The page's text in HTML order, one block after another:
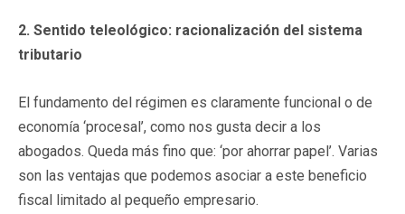
2. Sentido teleológico: racionalización del sistema
tributario
El fundamento del régimen es claramente funcional o de
economía ‘procesal’, como nos gusta decir a los
abogados. Queda más fino que: ‘por ahorrar papel’. Varias
son las ventajas que podemos asociar a este beneficio
fiscal limitado al pequeño empresario.